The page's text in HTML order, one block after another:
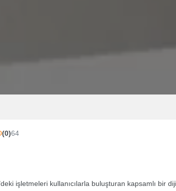
(0)64
işletmeleri kullanıcılarla buluşturan kapsamlı bir